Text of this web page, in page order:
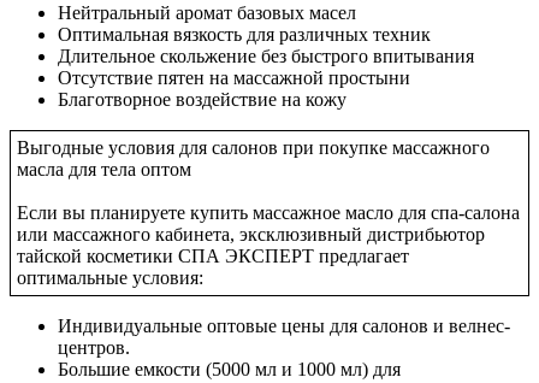
Нейтральный аромат базовых масел
Оптимальная вязкость для различных техник
Длительное скольжение без быстрого впитывания
Отсутствие пятен на массажной простыни
Благотворное воздействие на кожу
Выгодные условия для салонов при покупке массажного
масла для тела оптом
Если вы планируете купить массажное масло для спа-салона
или массажного кабинета, эксклюзивный дистрибьютор
тайской косметики СПА ЭКСПЕРТ предлагает
оптимальные условия:
Индивидуальные оптовые цены для салонов и велнес-
центров.
Большие емкости (5000 мл и 1000 мл) для